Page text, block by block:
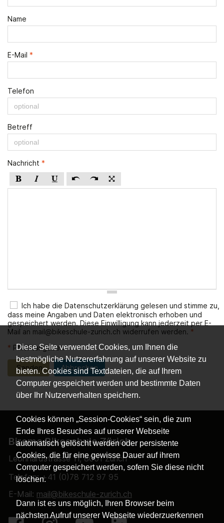
Diese Seite verwendet Cookies, um Ihnen die
bestmögliche Nutzererfahrung auf unserer Website zu
bieten. Cookies sind Textdateien, die auf Ihrem
Computer gespeichert werden und bestimmte Daten
über Ihr Nutzerverhalten speichern.
Cookies können „Session-Cookies“ sein, die zum
Ende Ihres Besuches auf unserer Webseite
automatisch gelöscht werden oder persistente
Cookies, die für eine gewisse Dauer auf ihrem
Computer gespeichert werden, sofern Sie diese nicht
löschen.
Dann ist es uns möglich, Ihren Browser beim
nächsten Aufruf unserer Webseite wiederzuerkennen
Name
E-Mail *
Telefon
Betreff
Nachricht *
Ich habe die Datenschutzerklärung gelesen und stimme zu,
dass meine Angaben und Daten elektronisch erhoben und
gespeichert werden. Diese Einwilligung kann jederzeit per E-
Mail an mail@bikeschule-zurich.ch widerrufen werden. *
* Pflichtangaben
Senden Abbrechen
Biroma Bikeschule Zürich
Leonhardstrasse 11, 8001 Zürich
Telefon: +41 (0)78 712 97 95
E-Mail: mail@bikeschule-zurich.ch